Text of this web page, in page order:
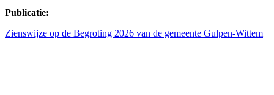
Publicatie:
Zienswijze op de Begroting 2026 van de gemeente Gulpen-Wittem